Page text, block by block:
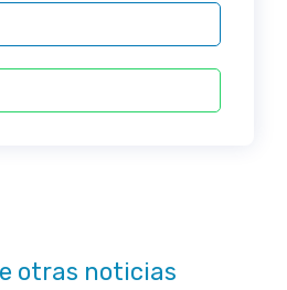
otras noticias